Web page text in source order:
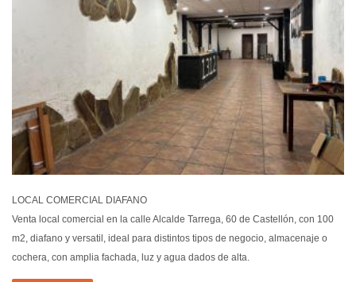
LOCAL COMERCIAL DIAFANO
Venta local comercial en la calle Alcalde Tarrega, 60 de Castellón, con 100
m2, diafano y versatil, ideal para distintos tipos de negocio, almacenaje o
cochera, con amplia fachada, luz y agua dados de alta.